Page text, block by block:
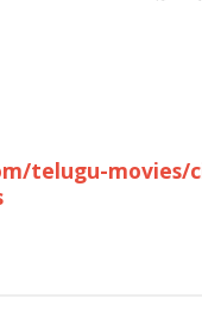
telugu-